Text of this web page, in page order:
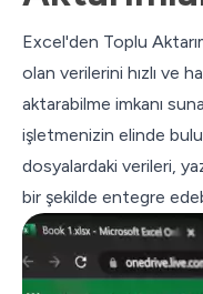
Excel'den Toplu
olan verilerini hızlı ve
aktarabilme imkanı
işletmenizin elinde
dosyalardaki verileri,
bir şekilde entegre